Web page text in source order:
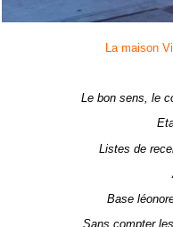
La maison
Le bon sens, le
Listes de
Base
Sans compter